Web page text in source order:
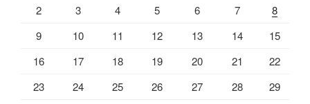
2
3 4 5 6 7
8
9
10 11 12 13 14
15
16
17 18 19 20 21
22
23
24 25 26 27 28
29